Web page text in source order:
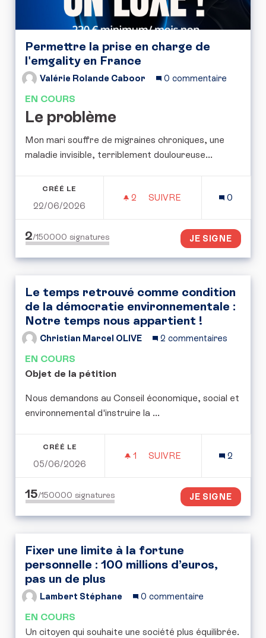
Permettre la prise en charge de
l'emgality en France
Valérie Rolande Caboor 0 commentaire
EN COURS
Le problème
Mon mari souffre de migraines chroniques, une
maladie invisible, terriblement douloureuse...
CRÉÉ LE
22/06/2026
2 2 ABONNÉS
SUIVRE
0
2/150000 signatures JE SIGNE
Le temps retrouvé comme condition
de la démocratie environnementale :
Notre temps nous appartient !
Christian Marcel OLIVE 2 commentaires
EN COURS
Objet de la pétition
Nous demandons au Conseil économique, social et
environnemental d'instruire la ...
CRÉÉ LE
05/06/2026
1 1 ABONNÉ
SUIVRE
2
15/150000 signatures JE SIGNE
Fixer une limite à la fortune
personnelle : 100 millions d’euros,
pas un de plus
Lambert Stéphane 0 commentaire
EN COURS
Un citoyen qui souhaite une société plus équilibrée.